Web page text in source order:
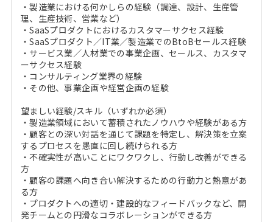
・製造業における何かしらの経験（調達、設計、生産管
理、生産技術、営業など）
・SaaSプロダクトにおけるカスタマーサクセス経験
・SaaSプロダクト／IT業／製造業でのBtoBセールス経験
・サービス業／人材業での事業企画、セールス、カスタマ
ーサクセス経験
・コンサルティング業界の経験
・その他、事業企画や経営企画の経験
望ましい経験/スキル（いずれか必須）
・製造業領域において蓄積されたノウハウや経験がある方
・顧客との深い対話を通じて課題を特定し、解決策を立案
するプロセスを愚直に回し続けられる方
・不確実性が高いことにワクワクし、行動し改善ができる
方
・顧客の課題へ向き合い解決するための行動力と熱意があ
る方
・プロダクトへの適切・建設的なフィードバックなど、開
発チームとの円滑なコラボレーションができる方